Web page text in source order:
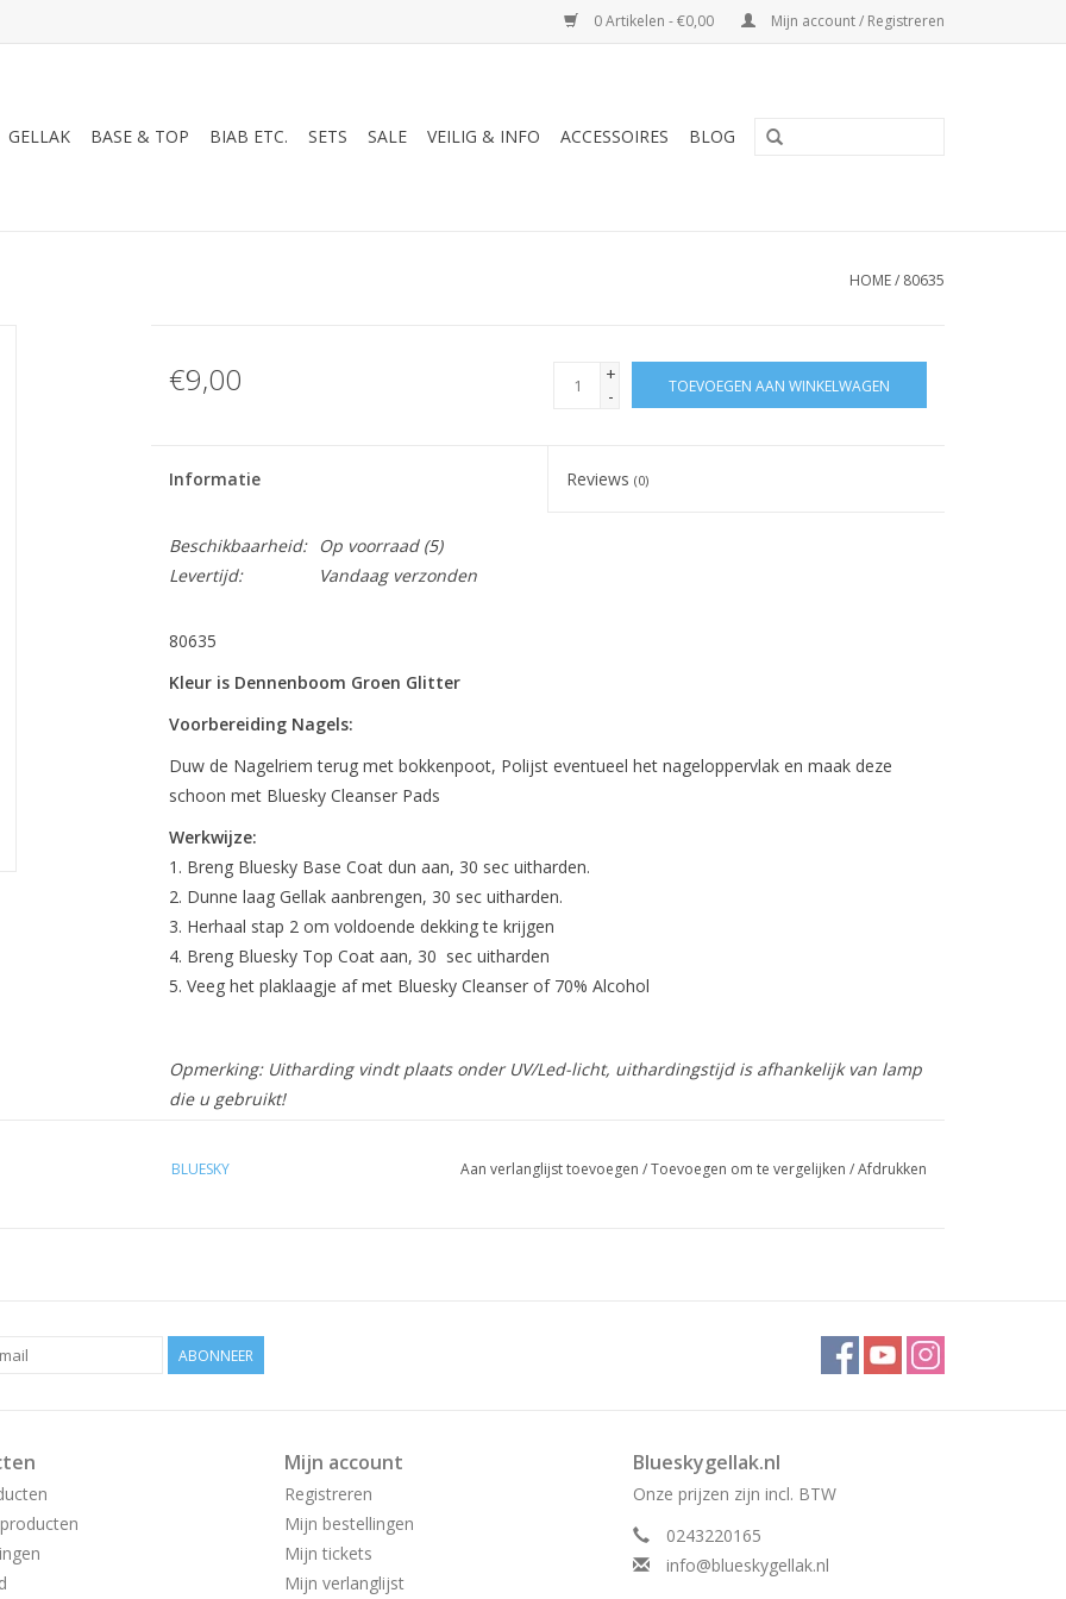
0 Artikelen - €0,00 Mijn account / Registreren
GELLAK BASE & TOP BIAB ETC. SETS SALE VEILIG & INFO ACCESSOIRES BLOG
HOME/ 80635
€9,00
+
-
TOEVOEGEN AAN WINKELWAGEN
Informatie Reviews(0)
Beschikbaarheid: Op voorraad(5)
Levertijd:
Vandaag verzonden
80635
Kleur is Dennenboom Groen Glitter
Voorbereiding Nagels:
Duw de Nagelriem terug met bokkenpoot, Polijst eventueel het nageloppervlak en maak deze
schoon met Bluesky Cleanser Pads
Werkwijze:
Breng Bluesky Base Coat dun aan, 30 sec uitharden.
Dunne laag Gellak aanbrengen, 30 sec uitharden.
Herhaal stap 2 om voldoende dekking te krijgen
Breng Bluesky Top Coat aan, 30 sec uitharden
Veeg het plaklaagje af met Bluesky Cleanser of 70% Alcohol
Opmerking: Uitharding vindt plaats onder UV/Led-licht, uithardingstijd is afhankelijk van lamp
die u gebruikt!
BLUESKY Aan verlanglijst toevoegen /Toevoegen om te vergelijken /Afdrukken
ABONNEER
Mijn account
Registreren
Mijn bestellingen
Mijn tickets
Mijn verlanglijst
Blueskygellak.nl
Onze prijzen zijn incl. BTW
0243220165
info@blueskygellak.nl